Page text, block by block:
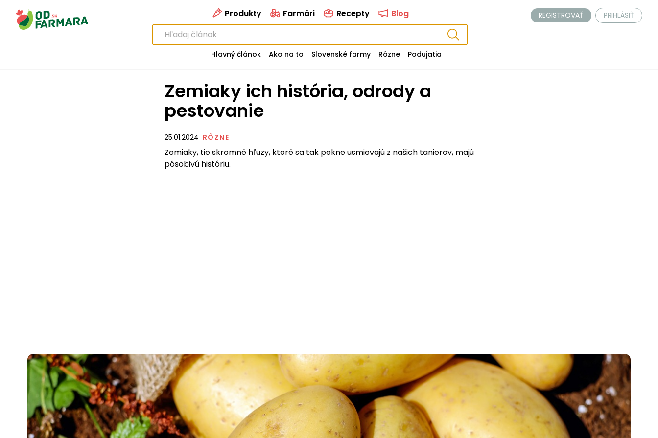
Produkty Farmári Recepty Blog REGISTROVAŤ PRIHLÁSIŤ
Hlavný článok Ako na to Slovenské farmy Rôzne Podujatia
Zemiaky ich história, odrody a
pestovanie
25.01.2024 RÔZNE
Zemiaky, tie skromné hľuzy, ktoré sa tak pekne usmievajú z našich tanierov, majú
pôsobivú históriu.